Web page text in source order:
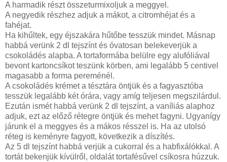
A harmadik részt összeturmixoljuk a meggyel.
A negyedik részhez adjuk a mákot, a citromhéjat és a
fahéjat.
Ha kihűltek, egy éjszakára hűtőbe tesszük mindet. Másnap
habbá verünk 2 dl tejszínt és óvatosan belekeverjük a
csokoládés alapba. A tortaformába belülre egy alufóliával
bevont kartoncsíkot teszünk körben, ami legalább 5 centivel
magasabb a forma pereménél.
A csokoládés krémet a tésztára öntjük és a fagyasztóba
tesszük legalább két órára, vagy amíg teljesen megszilárdul.
Ezután ismét habbá verünk 2 dl tejszínt, a vaníliás alaphoz
adjuk, ezt az előző rétegre öntjük és mehet fagyni. Ugyanígy
járunk el a meggyes és a mákos résszel is. Ha az utolsó
réteg is keményre fagyott, következik a díszítés.
Az 5 dl tejszínt habbá verjük a cukorral és a habfixálókkal. A
tortát bekenjük kívülről, oldalát tortafésűvel csíkosra húzzuk.